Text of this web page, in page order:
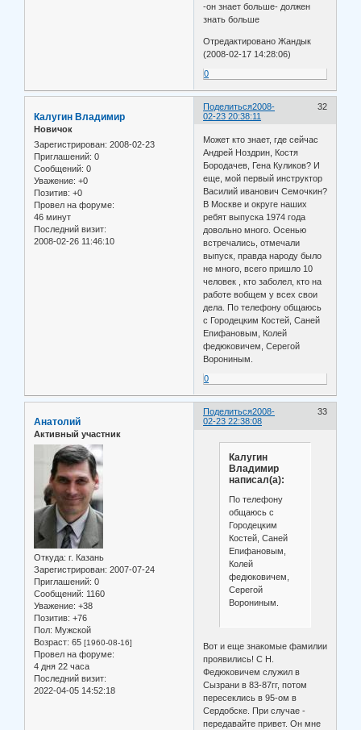
-он знает больше- должен
знать больше
Отредактировано Жандык
(2008-02-17 14:28:06)
0
Поделиться 32
2008-
02-23 20:38:11
Калугин Владимир
Новичок
Зарегистрирован: 2008-02-23
Приглашений: 0
Сообщений: 0
Уважение: +0
Позитив: +0
Провел на форуме:
46 минут
Последний визит:
2008-02-26 11:46:10
Может кто знает, где сейчас
Андрей Ноздрин, Костя
Бородачев, Гена Куликов? И
еще, мой первый инструктор
Василий иванович Семочкин?
В Москве и округе наших
ребят выпуска 1974 года
довольно много. Осенью
встречались, отмечали
выпуск, правда народу было
не много, всего пришло 10
человек , кто заболел, кто на
работе вобщем у всех свои
дела. По телефону общаюсь
с Городецким Костей, Саней
Епифановым, Колей
федюковичем, Серегой
Ворониным.
0
Поделиться 33
2008-
02-23 22:38:08
Анатолий
Активный участник
Откуда: г. Казань
Зарегистрирован: 2007-07-24
Приглашений: 0
Сообщений: 1160
Уважение: +38
Позитив: +76
Пол: Мужской
Возраст: 65 [1960-08-16]
Провел на форуме:
4 дня 22 часа
Последний визит:
2022-04-05 14:52:18
Калугин
Владимир
написал(а):
По телефону
общаюсь с
Городецким
Костей, Саней
Епифановым,
Колей
федюковичем,
Серегой
Ворониным.
Вот и еще знакомые фамилии
проявились! С Н.
Федюковичем служил в
Сызрани в 83-87гг, потом
пересеклись в 95-ом в
Сердобске. При случае -
передавайте привет. Он мне